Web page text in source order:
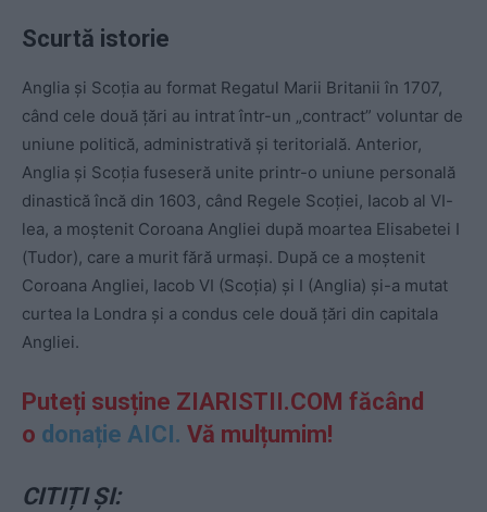
Scurtă istorie
Anglia și Scoția au format Regatul Marii Britanii în 1707,
când cele două țări au intrat într-un „contract” voluntar de
uniune politică, administrativă și teritorială. Anterior,
Anglia și Scoția fuseseră unite printr-o uniune personală
dinastică încă din 1603, când Regele Scoției, Iacob al VI-
lea, a moștenit Coroana Angliei după moartea Elisabetei I
(Tudor), care a murit fără urmași. După ce a moștenit
Coroana Angliei, Iacob VI (Scoția) și I (Anglia) și-a mutat
curtea la Londra și a condus cele două țări din capitala
Angliei.
Puteți susține ZIARISTII.COM făcând
o donație AICI. Vă mulțumim!
CITIȚI ȘI: